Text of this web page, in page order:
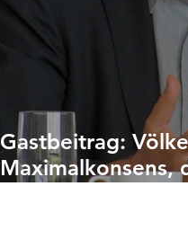
Gastbeitrag:
Maximalkonsens,